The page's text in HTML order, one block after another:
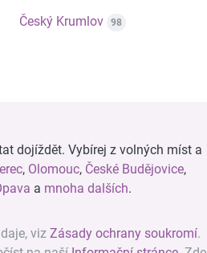
Český Krumlov 98
dojíždět. Vybírej z volných míst a
, Olomouc, České Budějovice,
a mnoha dalších.
viz Zásady ochrany soukromí.